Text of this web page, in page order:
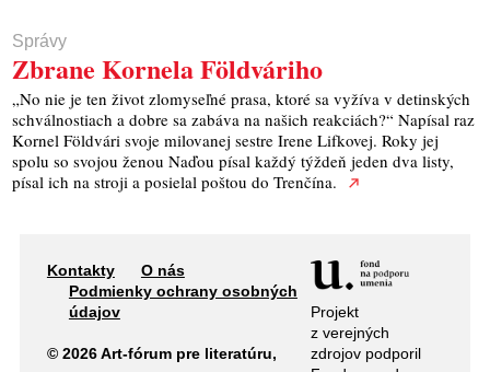
Správy
Zbrane Kornela Földváriho
„No nie je ten život zlomyseľné prasa, ktoré sa vyžíva v detinských
schválnostiach a dobre sa zabáva na našich reakciách?“ Napísal raz
Kornel Földvári svoje milovanej sestre Irene Lifkovej. Roky jej
spolu so svojou ženou Naďou písal každý týždeň jeden dva listy,
písal ich na stroji a posielal poštou do Trenčína.
Kontakty
O nás
Podmienky ochrany osobných
údajov
© 2026 Art-fórum pre literatúru,
Projekt
z verejných
zdrojov podporil